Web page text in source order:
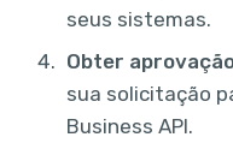
seus sistemas.
Obter
sua solicitação
Business API.